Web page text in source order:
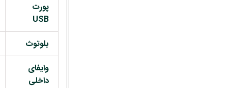
پورت
USB
بلوتوث
وایفای
داخلی